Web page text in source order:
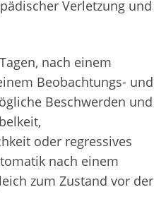
Verletzung und
nach einem
Beobachtungs- und
Beschwerden und
oder regressives
nach einem
zum Zustand vor der